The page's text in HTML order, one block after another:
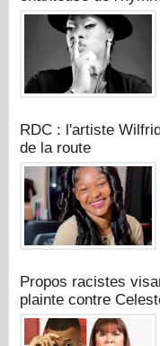
RDC : l'artiste
de la route
Propos racistes
plainte contre